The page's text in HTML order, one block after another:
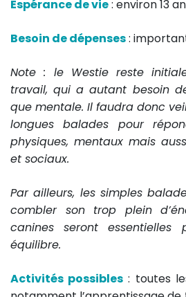
Espérance de vie: environ 13
Besoin de dépenses:
Note : le Westie reste
travail, qui a autant besoin
que mentale. Il faudra donc
longues balades pour
physiques, mentaux mais
et sociaux.
Par ailleurs, les simples
combler son trop plein
canines seront essentielles
équilibre.
Activités possibles : toutes